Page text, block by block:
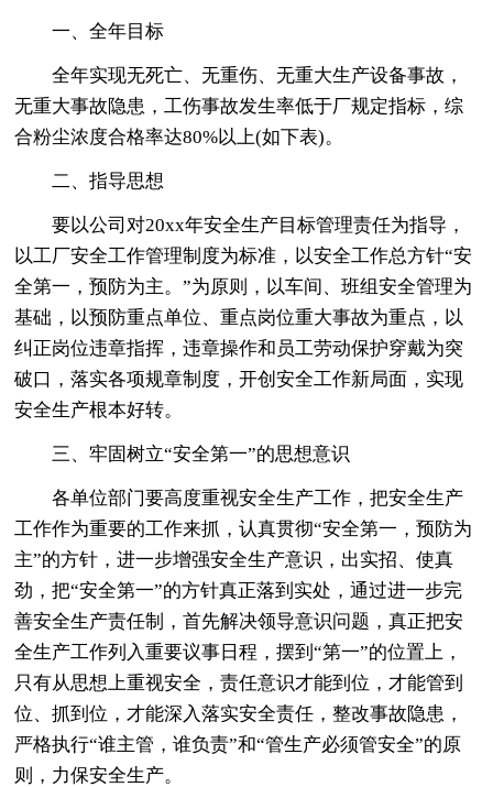
一、全年目标
全年实现无死亡、无重伤、无重大生产设备事故，
无重大事故隐患，工伤事故发生率低于厂规定指标，综
合粉尘浓度合格率达80%以上(如下表)。
二、指导思想
要以公司对20xx年安全生产目标管理责任为指导，
以工厂安全工作管理制度为标准，以安全工作总方针“安
全第一，预防为主。”为原则，以车间、班组安全管理为
基础，以预防重点单位、重点岗位重大事故为重点，以
纠正岗位违章指挥，违章操作和员工劳动保护穿戴为突
破口，落实各项规章制度，开创安全工作新局面，实现
安全生产根本好转。
三、牢固树立“安全第一”的思想意识
各单位部门要高度重视安全生产工作，把安全生产
工作作为重要的工作来抓，认真贯彻“安全第一，预防为
主”的方针，进一步增强安全生产意识，出实招、使真
劲，把“安全第一”的方针真正落到实处，通过进一步完
善安全生产责任制，首先解决领导意识问题，真正把安
全生产工作列入重要议事日程，摆到“第一”的位置上，
只有从思想上重视安全，责任意识才能到位，才能管到
位、抓到位，才能深入落实安全责任，整改事故隐患，
严格执行“谁主管，谁负责”和“管生产必须管安全”的原
则，力保安全生产。